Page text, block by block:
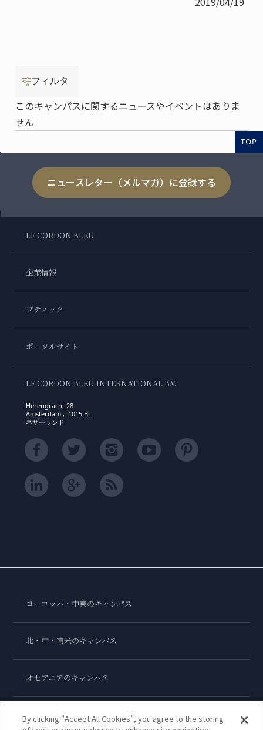
フィルタ
このキャンパスに関するニュースやイベントはありま
せん
TOP
ニュースレター（メルマガ）に登録する
LE CORDON BLEU
企業情報
ブティック
ポータルサイト
LE CORDON BLEU INTERNATIONAL B.V.
Herengracht 28
Amsterdam , 1015 BL
ネザーランド
ヨーロッパ・中東のキャンパス
北・中・南米のキャンパス
オセアニアのキャンパス
アジアのキャンパス
By clicking “Accept All Cookies”, you agree to the storing